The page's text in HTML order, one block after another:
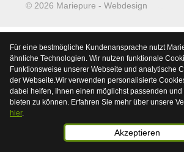
© 2026 Mariepure - Webdesign
Für eine bestmögliche Kundenansprache nutzt
ähnliche Technologien. Wir nutzen funktionale
Funktionsweise unserer Webseite und analytische
der Webseite.Wir verwenden personalisierte
dabei helfen, Ihnen einen möglichst passenden
bieten zu können. Erfahren Sie mehr über unsere
hier.
Akzeptieren